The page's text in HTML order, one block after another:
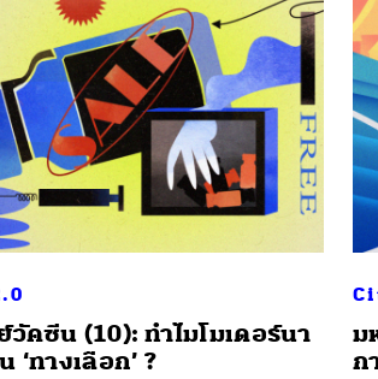
คซีน (10): ทำไมโมเดอร์นา
‘ทางเลือก’ ?
ม
ก